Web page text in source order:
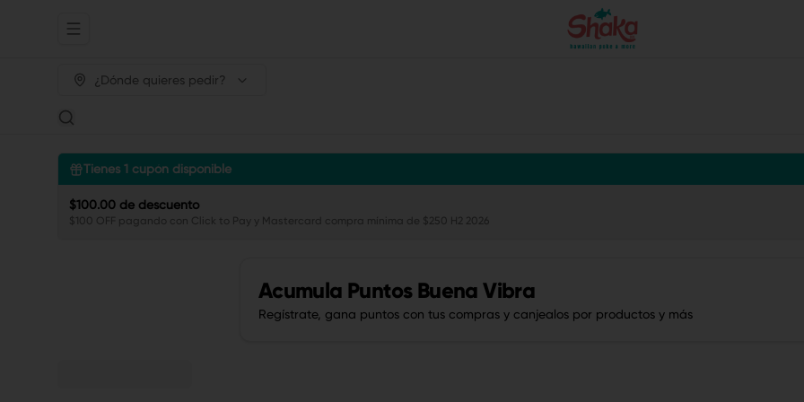
Abrir menu de navegación
¿Dónde quieres pedir?
Tienes 1 cupón disponible
$100.00 de descuento
$100 OFF pagando con Click to Pay y Mastercard compra mínima de $250 H2 2026
Acumula Puntos Buena Vibra
Regístrate, gana puntos con tus compras y canjealos por productos y más